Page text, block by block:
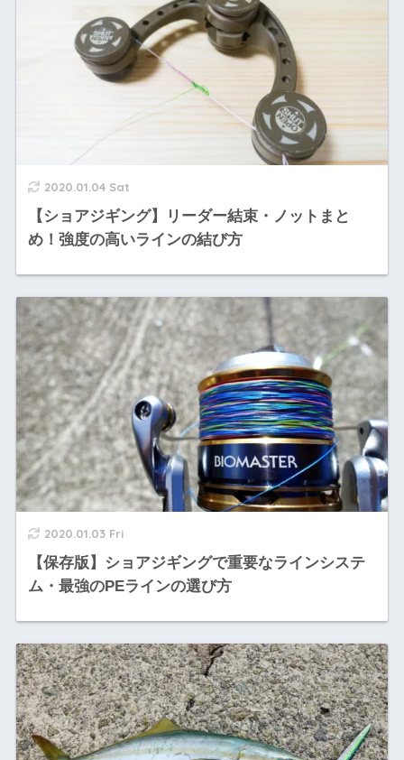
2020.01.04 Sat
【ショアジギング】リーダー結束・ノットまと
め！強度の高いラインの結び方
2020.01.03 Fri
【保存版】ショアジギングで重要なラインシステ
ム・最強のPEラインの選び方